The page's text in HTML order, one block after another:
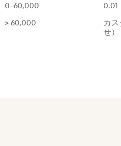
0–60,000
0.01
> 60,000
カ
せ）